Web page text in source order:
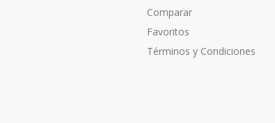
Comparar
Favoritos
Términos y Condiciones